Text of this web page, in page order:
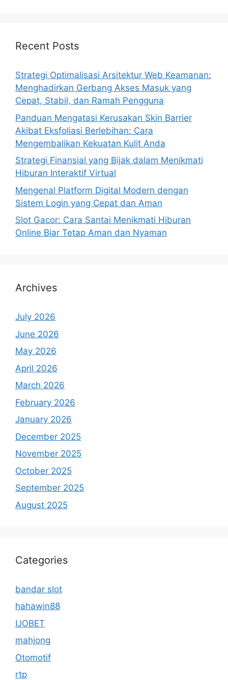
Recent Posts
Strategi Optimalisasi Arsitektur Web Keamanan:
Menghadirkan Gerbang Akses Masuk yang
Cepat, Stabil, dan Ramah Pengguna
Panduan Mengatasi Kerusakan Skin Barrier
Akibat Eksfoliasi Berlebihan: Cara
Mengembalikan Kekuatan Kulit Anda
Strategi Finansial yang Bijak dalam Menikmati
Hiburan Interaktif Virtual
Mengenal Platform Digital Modern dengan
Sistem Login yang Cepat dan Aman
Slot Gacor: Cara Santai Menikmati Hiburan
Online Biar Tetap Aman dan Nyaman
Archives
July 2026
June 2026
May 2026
April 2026
March 2026
February 2026
January 2026
December 2025
November 2025
October 2025
September 2025
August 2025
Categories
bandar slot
hahawin88
IJOBET
mahjong
Otomotif
rtp